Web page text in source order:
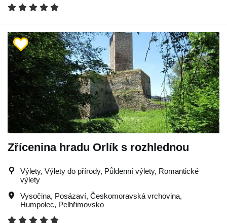
Zřícenina hradu Orlík s rozhlednou
Výlety, Výlety do přírody, Půldenní výlety, Romantické
výlety
Vysočina, Posázaví, Českomoravská vrchovina,
Humpolec, Pelhřimovsko